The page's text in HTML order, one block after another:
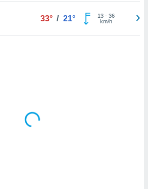
33° / 21° 13- 36
km/h